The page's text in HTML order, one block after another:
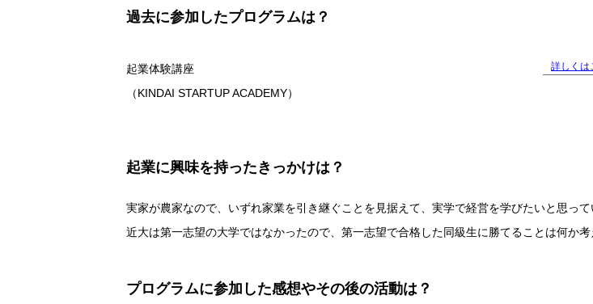
過去に参加したプログラムは？
起業体験講座
（KINDAI STARTUP ACADEMY）
詳しくは
起業に興味を持ったきっかけは？
実家が農家なので、いずれ家業を引き継ぐことを見据えて、実学で経営を学びたいと思って
近大は第一志望の大学ではなかったので、第一志望で合格した同級生に勝てることは何か
プログラムに参加した感想やその後の活動は？